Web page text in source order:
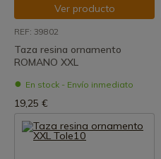
Ver producto
REF: 39802
Taza resina ornamento
ROMANO XXL
En stock - Envío inmediato
19,25 €